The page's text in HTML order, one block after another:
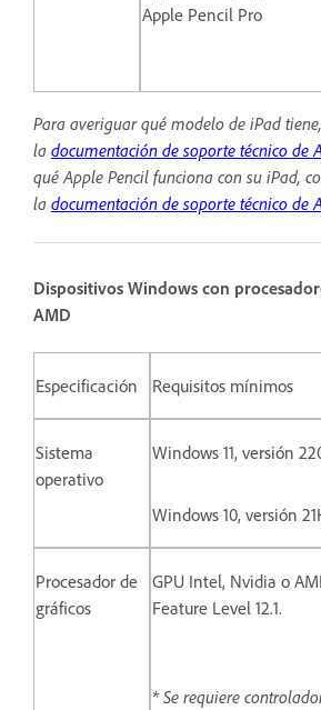
Apple Pencil Pro
Para averiguar qué modelo de iPad
la documentación de soporte técnico de
qué Apple Pencil funciona con su iPad,
la documentación de soporte técnico de
Dispositivos Windows con
AMD
Especificación Requisitos mínimos
Sistema
operativo
Windows 11, versión
Windows 10, versión
Procesador de
gráficos
GPU Intel, Nvidia o
Feature Level 12.1.
* Se requiere